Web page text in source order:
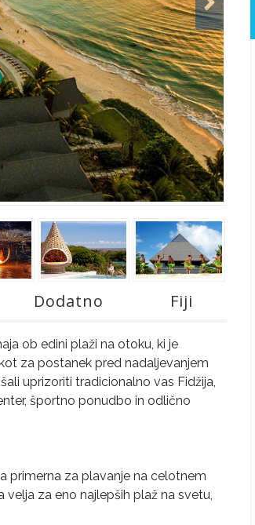
Dodatno Fiji
ob edini plaži na otoku, ki je
za postanek pred nadaljevanjem
uprizoriti tradicionalno vas Fidžija,
športno ponudbo in odlično
primerna za plavanje na celotnem
za eno najlepših plaž na svetu,